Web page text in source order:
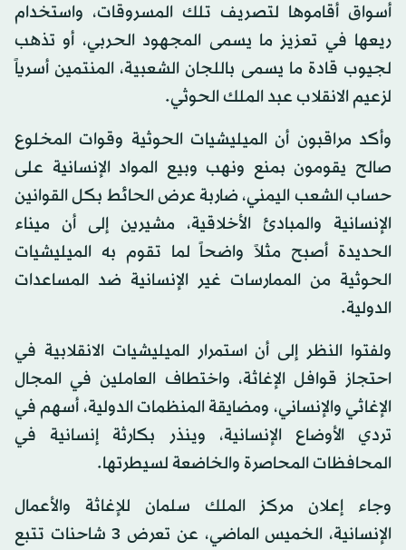
أسواق أقاموها لتصريف تلك المسروقات، واستخدام
ريعها في تعزيز ما يسمى المجهود الحربي، أو تذهب
لجيوب قادة ما يسمى باللجان الشعبية، المنتمين أسرياً
لزعيم الانقلاب عبد الملك الحوثي.
وأكد مراقبون أن الميليشيات الحوثية وقوات المخلوع
صالح يقومون بمنع ونهب وبيع المواد الإنسانية على
حساب الشعب اليمني، ضاربة عرض الحائط بكل القوانين
الإنسانية والمبادئ الأخلاقية، مشيرين إلى أن ميناء
الحديدة أصبح مثلاً واضحاً لما تقوم به الميليشيات
الحوثية من الممارسات غير الإنسانية ضد المساعدات
الدولية.
ولفتوا النظر إلى أن استمرار الميليشيات الانقلابية في
احتجاز قوافل الإغاثة، واختطاف العاملين في المجال
الإغاثي والإنساني، ومضايقة المنظمات الدولية، أسهم في
تردي الأوضاع الإنسانية، وينذر بكارثة إنسانية في
المحافظات المحاصرة والخاضعة لسيطرتها.
وجاء إعلان مركز الملك سلمان للإغاثة والأعمال
الإنسانية، الخميس الماضي، عن تعرض 3 شاحنات تتبع